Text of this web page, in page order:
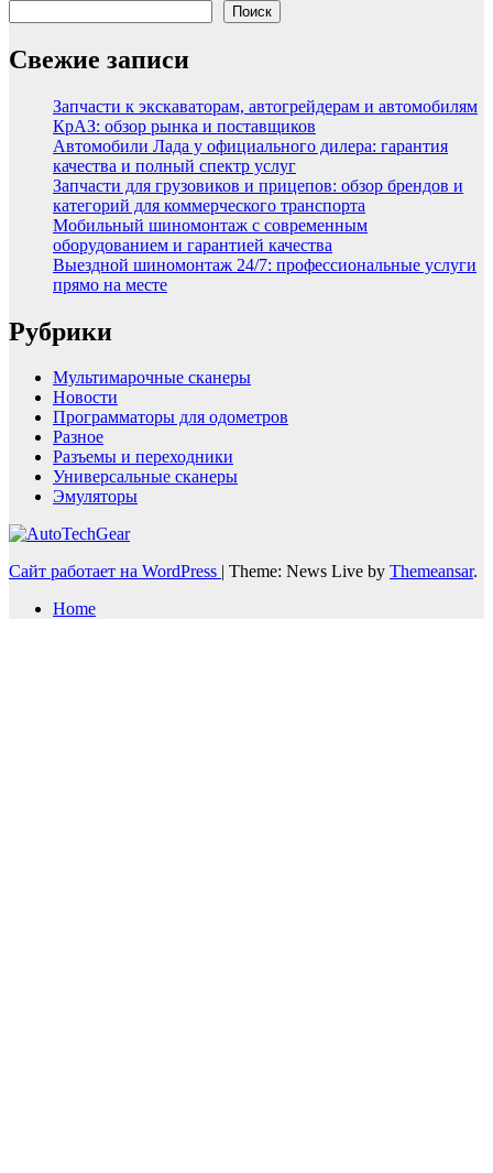
Поиск
Свежие записи
Запчасти к экскаваторам, автогрейдерам и автомобилям
КрАЗ: обзор рынка и поставщиков
Автомобили Лада у официального дилера: гарантия
качества и полный спектр услуг
Запчасти для грузовиков и прицепов: обзор брендов и
категорий для коммерческого транспорта
Мобильный шиномонтаж с современным
оборудованием и гарантией качества
Выездной шиномонтаж 24/7: профессиональные услуги
прямо на месте
Рубрики
Мультимарочные сканеры
Новости
Программаторы для одометров
Разное
Разъемы и переходники
Универсальные сканеры
Эмуляторы
Сайт работает на WordPress | Theme: News Live by Themeansar.
Home